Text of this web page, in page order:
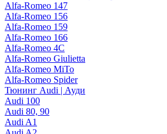
Alfa-Romeo 147
Alfa-Romeo 156
Alfa-Romeo 159
Alfa-Romeo 166
Alfa-Romeo 4C
Alfa-Romeo Giulietta
Alfa-Romeo MiTo
Alfa-Romeo Spider
Тюнинг Audi | Ауди
Audi 100
Audi 80, 90
Audi A1